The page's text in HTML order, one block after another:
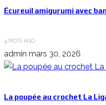
Écureuil amigurumi avec
4 MOIS AGO
admin mars 30, 2026
La poupée au crochet La